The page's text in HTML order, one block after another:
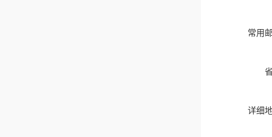
常用
详细